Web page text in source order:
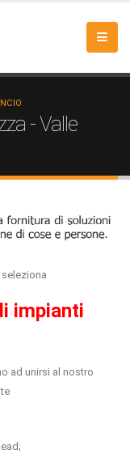
- Valle
seleziona
impianti
ad unirsi al nostro